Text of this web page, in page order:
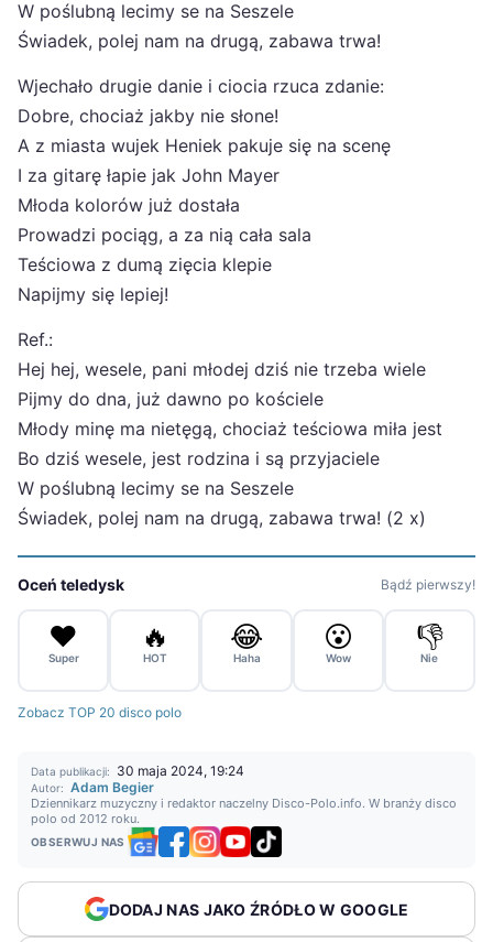
W poślubną lecimy se na Seszele
Świadek, polej nam na drugą, zabawa trwa!
Wjechało drugie danie i ciocia rzuca zdanie:
Dobre, chociaż jakby nie słone!
A z miasta wujek Heniek pakuje się na scenę
I za gitarę łapie jak John Mayer
Młoda kolorów już dostała
Prowadzi pociąg, a za nią cała sala
Teściowa z dumą zięcia klepie
Napijmy się lepiej!
Ref.:
Hej hej, wesele, pani młodej dziś nie trzeba wiele
Pijmy do dna, już dawno po kościele
Młody minę ma nietęgą, chociaż teściowa miła jest
Bo dziś wesele, jest rodzina i są przyjaciele
W poślubną lecimy se na Seszele
Świadek, polej nam na drugą, zabawa trwa! (2 x)
Oceń teledysk Bądź pierwszy!
❤️
Super
🔥
HOT
😂
Haha
😮
Wow
👎
Nie
Zobacz TOP 20 disco polo
Data publikacji: 30 maja 2024, 19:24
Autor: Adam Begier
Dziennikarz muzyczny i redaktor naczelny Disco-Polo.info. W branży disco
polo od 2012 roku.
OBSERWUJ NAS
DODAJ NAS JAKO ŹRÓDŁO W GOOGLE